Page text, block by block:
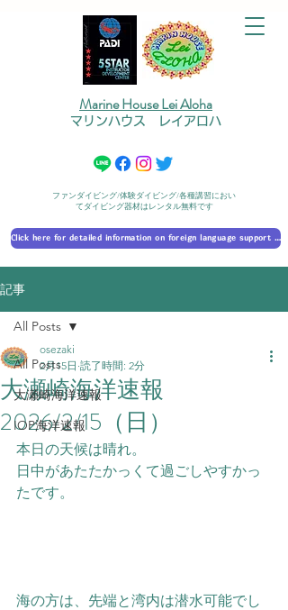
Marine House Lei Aloha
マリンハウス レイアロハ
ファンダイビング/体験ダイビング/各種講習におい
てダイビング器材はレンタル無料です
Click here for detailed information on foreign language support 外国語対応の詳細に​ついて
記事
All Posts
大瀬崎海洋速報
IOP海洋速報
All Posts
大瀬崎海洋速報
2026/2/15（日）
osezaki
2月15日 読了時間: 2分
本日の天候は晴れ。
日中があたたかっくて過ごしやすかっ
たです。
海の方は、先端と湾内は潜水可能でし